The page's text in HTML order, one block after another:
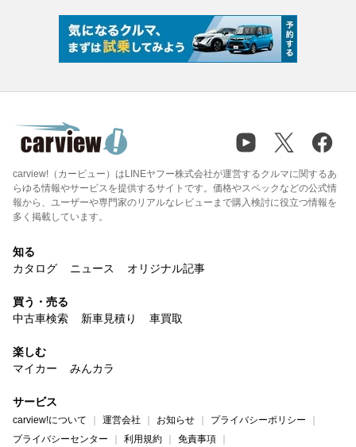
carview!（カービュー）はLINEヤフー株式会社が運営するクルマに関するあ
らゆる情報やサービスを提供するサイトです。価格やスペックなどの公式情
報から、ユーザーや専門家のリアルなレビューまで購入検討に役立つ情報を
多く掲載しています。
知る
カタログ
ニュース オリジナル記事
買う・売る
中古車検索
新車見積り 車買取
楽しむ
マイカー
みんカラ
サービス
carview!について 運営会社 お知らせ
プライバシーポリシー
プライバシーセンター
利用規約 免責事項